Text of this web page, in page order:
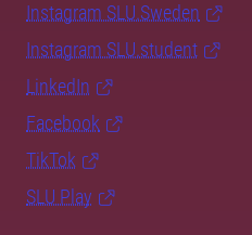
Instagram SLU.Sweden
Instagram SLU.student
LinkedIn
Facebook
TikTok
SLU Play